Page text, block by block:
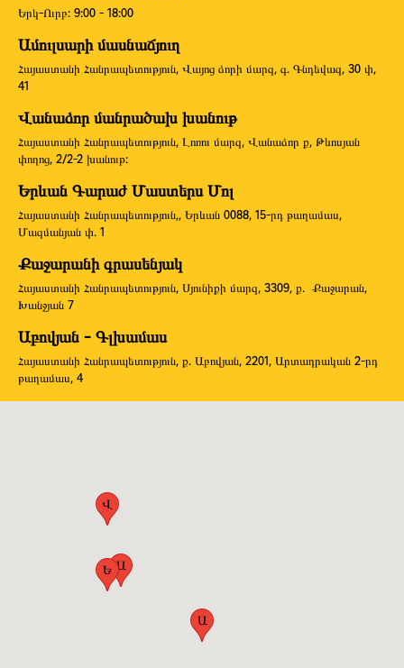
Երկ-Ուրբ: 9:00 - 18:00
Ամուլսարի մասնաճյուղ
Հայաստանի Հանրապետություն, Վայոց ձորի մարզ, գ. Գնդեվազ, 30 փ,
41
Վանաձոր մանրածախ խանութ
Հայաստանի Հանրապետություն, Լոռու մարզ, Վանաձոր ք, Թևոսյան
փողոց, 2/2-2 խանութ:
Երևան Գարաժ Մաստերս Մոլ
Հայաստանի Հանրապետություն,, Երևան 0088, 15-րդ թաղամաս,
Մազմանյան փ. 1
Քաջարանի գրասենյակ
Հայաստանի Հանրապետություն, Սյունիքի մարզ, 3309, ք. Քաջարան,
Խանջյան 7
Աբովյան - Գլխամաս
Հայաստանի Հանրապետություն, ք. Աբովյան, 2201, Արտադրական 2-րդ
թաղամաս, 4
Ա
Վ
Ե Ա